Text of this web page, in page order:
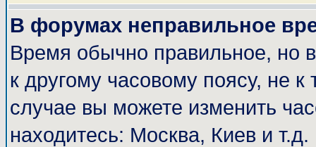
В форумах неправильное
Время обычно правильное, но
к другому часовому поясу, не
случае вы можете изменить
находитесь: Москва, Киев и